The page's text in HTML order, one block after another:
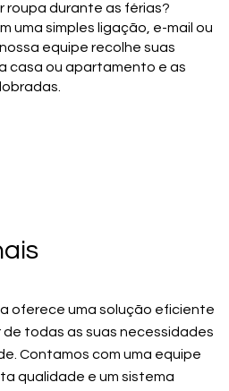
roupa durante as férias?
uma simples ligação, e-mail ou
equipe recolhe suas
casa ou apartamento e as
oferece uma solução eficiente
todas as suas necessidades
Contamos com uma equipe
qualidade e um sistema